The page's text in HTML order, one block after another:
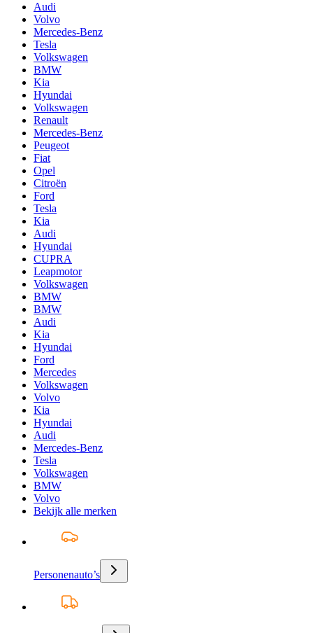
Audi
Volvo
Mercedes-Benz
Tesla
Volkswagen
BMW
Kia
Hyundai
Volkswagen
Renault
Mercedes-Benz
Peugeot
Fiat
Opel
Citroën
Ford
Tesla
Kia
Audi
Hyundai
CUPRA
Leapmotor
Volkswagen
BMW
BMW
Audi
Kia
Hyundai
Ford
Mercedes
Volkswagen
Volvo
Kia
Hyundai
Audi
Mercedes-Benz
Tesla
Volkswagen
BMW
Volvo
Bekijk alle merken
Personenauto’s